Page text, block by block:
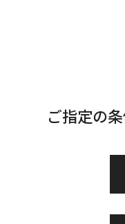
ご指定の